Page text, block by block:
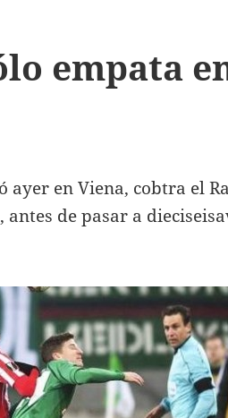
empata
ayer en Viena, cobtra el
de pasar a